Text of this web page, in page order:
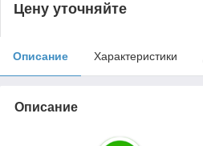
Цену уточняйте
Описание Характеристики
Описание